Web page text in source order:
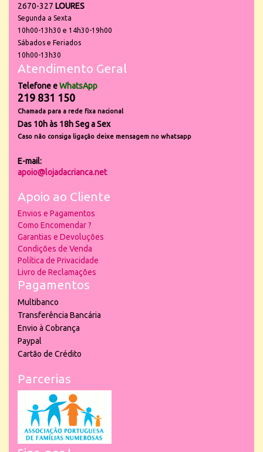
2670-327 LOURES
Segunda a Sexta
10h00-13h30 e 14h30-19h00
Sábados e Feriados
10h00-13h30
Atendimento Geral
Telefone eWhatsApp
219 831 150
Chamada para a rede fixa nacional
Das 10h às 18h Seg a Sex
Caso não consiga ligação deixe mensagem no whatsapp
E-mail:
apoio@lojadacrianca.net
Apoio ao Cliente
Envios e Pagamentos
Como Encomendar ?
Garantias e Devoluções
Condições de Venda
Política de Privacidade
Livro de Reclamações
Pagamentos
Multibanco
Transferência Bancária
Envio à Cobrança
Paypal
Cartão de Crédito
Parcerias